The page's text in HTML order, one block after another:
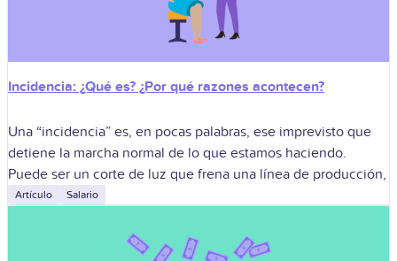
Incidencia: ¿Qué es? ¿Por qué razones acontecen?
Una “incidencia” es, en pocas palabras, ese imprevisto que
detiene la marcha normal de lo que estamos haciendo.
Puede ser un corte de luz que frena una línea de producción,
Artículo Salario